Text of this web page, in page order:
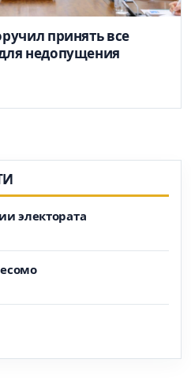
принять все
недопущения
электората